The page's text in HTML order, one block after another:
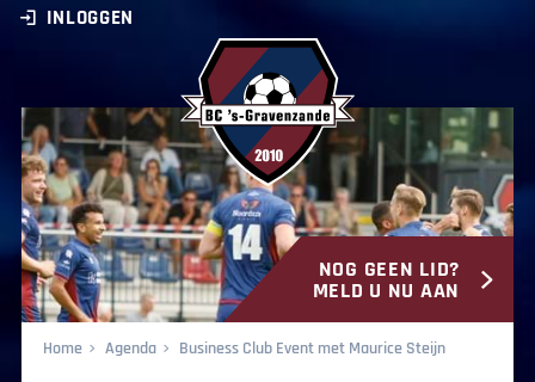
BC ‘s-Gravenzande
INLOGGEN
NOG GEEN LID?
MELD U NU AAN
Home Agenda Business Club Event met Maurice Steijn